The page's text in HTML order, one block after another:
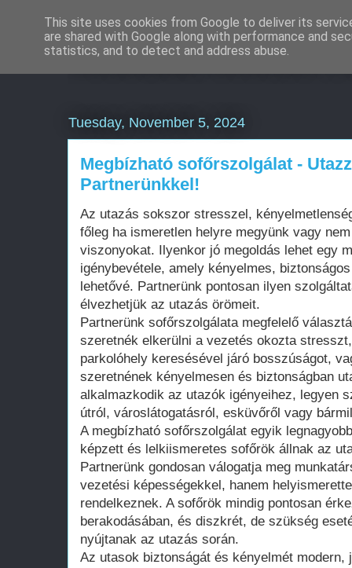
Weboldal készítés
Tuesday, November 5, 2024
Megbízható sofőrszolgálat -
Partnerünkkel!
Az utazás sokszor stresszel,
főleg ha ismeretlen helyre megyünk vagy
viszonyokat. Ilyenkor jó megoldás lehet egy
igénybevétele, amely kényelmes,
lehetővé. Partnerünk pontosan ilyen
élvezhetjük az utazás örömeit.
Partnerünk sofőrszolgálata megfelelő
szeretnék elkerülni a vezetés okozta
parkolóhely keresésével járó bosszúságot,
szeretnének kényelmesen és biztonságban
alkalmazkodik az utazók igényeihez, legyen
útról, városlátogatásról, esküvőről vagy
A megbízható sofőrszolgálat egyik
képzett és lelkiismeretes sofőrök állnak az
Partnerünk gondosan válogatja meg
vezetési képességekkel, hanem
rendelkeznek. A sofőrök mindig pontosan
berakodásában, és diszkrét, de szükség
nyújtanak az utazás során.
Az utasok biztonságát és kényelmét
This site uses cookies from Google to deliver its
are shared with Google along with performance and
statistics, and to detect and address abuse.